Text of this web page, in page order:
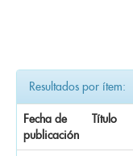
Resultados por ítem:
Fecha de
publicación
Título